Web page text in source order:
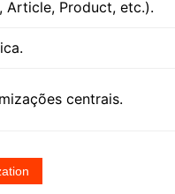
Article, Product, etc.).
centrais.